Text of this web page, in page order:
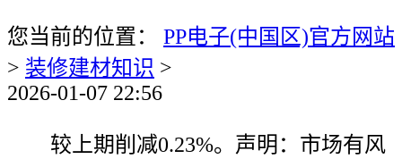
您当前的位置： PP电子(中国区)官方网站
> 装修建材知识 >
2026-01-07 22:56
较上期削减0.23%。声明：市场有风